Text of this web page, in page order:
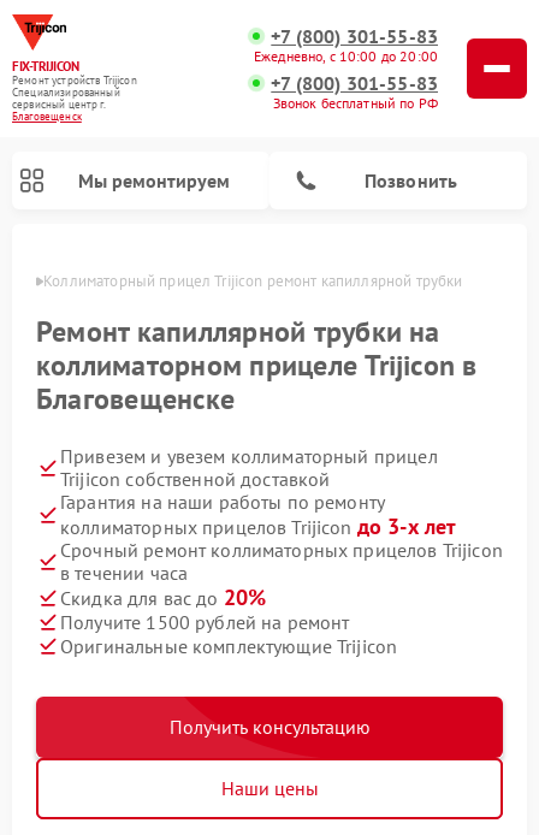
FIX-TRIJICON
Ремонт устройств Trijicon
Специализированный
cервисный центр г.
Благовещенск
+7 (800) 301-55-83
Ежедневно, с 10:00 до 20:00
+7 (800) 301-55-83
Звонок бесплатный по РФ
Мы ремонтируем Позвонить
Коллиматорный прицел Trijicon ремонт капиллярной трубки
Ремонт капиллярной трубки на
коллиматорном прицеле Trijicon в
Благовещенске
Привезем и увезем коллиматорный прицел
Trijicon собственной доставкой
Гарантия на наши работы по ремонту
коллиматорных прицелов Trijicon до 3-х лет
Срочный ремонт коллиматорных прицелов Trijicon
в течении часа
Скидка для вас до 20%
Получите 1500 рублей на ремонт
Оригинальные комплектующие Trijicon
Получить консультацию
Наши цены